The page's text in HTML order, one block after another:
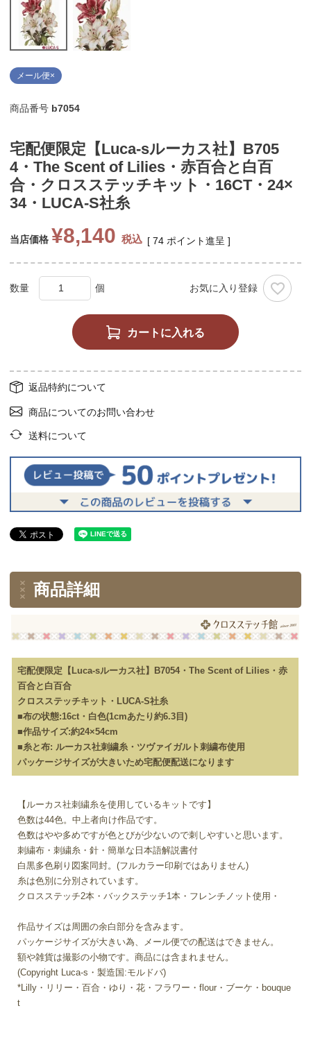
メール便×
商品番号 b7054
宅配便限定【Luca-sルーカス社】B705
4・The Scent of Lilies・赤百合と白百
合・クロスステッチキット・16CT・24×
34・LUCA-S社糸
当店価格 ¥8,140 税込 [ 74 ポイント進呈 ]
お気に入り登録
カートに入れる
返品特約について
商品についてのお問い合わせ
送料について
商品詳細
宅配便限定【Luca-sルーカス社】B7054・The Scent of Lilies・赤
百合と白百合
クロスステッチキット・LUCA-S社糸
■布の状態:16ct・白色(1cmあたり約6.3目)
■作品サイズ:約24×54cm
■糸と布: ルーカス社刺繍糸・ツヴァイガルト刺繍布使用
パッケージサイズが大きいため宅配便配送になります
【ルーカス社刺繍糸を使用しているキットです】
色数は44色。中上者向け作品です。
色数はやや多めですが色とびが少ないので刺しやすいと思います。
刺繍布・刺繍糸・針・簡単な日本語解説書付
白黒多色刷り図案同封。(フルカラー印刷ではありません)
糸は色別に分別されています。
クロスステッチ2本・バックステッチ1本・フレンチノット使用・
作品サイズは周囲の余白部分を含みます。
パッケージサイズが大きい為、メール便での配送はできません。
額や雑貨は撮影の小物です。商品には含まれません。
(Copyright Luca-s・製造国:モルドバ)
*Lilly・リリー・百合・ゆり・花・フラワー・flour・ブーケ・bouque
t